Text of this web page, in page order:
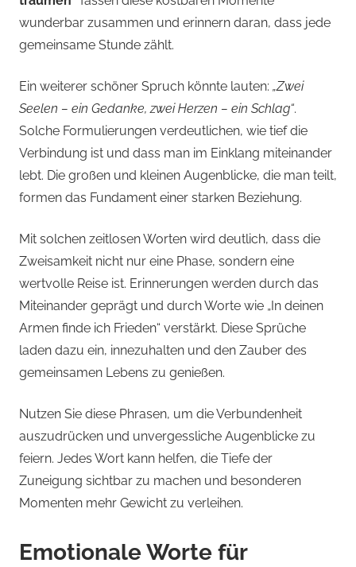
wunderbar zusammen und erinnern daran, dass jede
gemeinsame Stunde zählt.
Ein weiterer schöner Spruch könnte lauten: „Zwei
Seelen – ein Gedanke, zwei Herzen – ein Schlag“.
Solche Formulierungen verdeutlichen, wie tief die
Verbindung ist und dass man im Einklang miteinander
lebt. Die großen und kleinen Augenblicke, die man teilt,
formen das Fundament einer starken Beziehung.
Mit solchen zeitlosen Worten wird deutlich, dass die
Zweisamkeit nicht nur eine Phase, sondern eine
wertvolle Reise ist. Erinnerungen werden durch das
Miteinander geprägt und durch Worte wie „In deinen
Armen finde ich Frieden“ verstärkt. Diese Sprüche
laden dazu ein, innezuhalten und den Zauber des
gemeinsamen Lebens zu genießen.
Nutzen Sie diese Phrasen, um die Verbundenheit
auszudrücken und unvergessliche Augenblicke zu
feiern. Jedes Wort kann helfen, die Tiefe der
Zuneigung sichtbar zu machen und besonderen
Momenten mehr Gewicht zu verleihen.
Emotionale Worte für